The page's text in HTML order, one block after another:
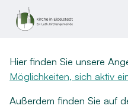
Hier finden Sie unsere
Möglichkeiten, sich aktiv
Außerdem finden Sie auf